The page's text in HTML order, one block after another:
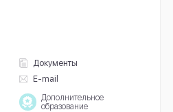
Документы
E-mail
Дополнительное
образование